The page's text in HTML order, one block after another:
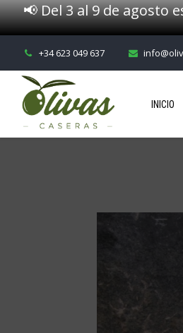
📢 Del 3 al 9 de agosto
+34 623 049 637
INICIO